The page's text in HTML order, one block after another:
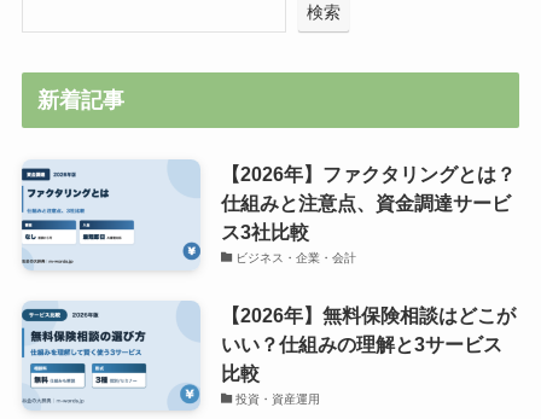
検索
新着記事
【2026年】ファクタリングとは？
仕組みと注意点、資金調達サービ
ス3社比較
ビジネス・企業・会計
【2026年】無料保険相談はどこが
いい？仕組みの理解と3サービス
比較
投資・資産運用